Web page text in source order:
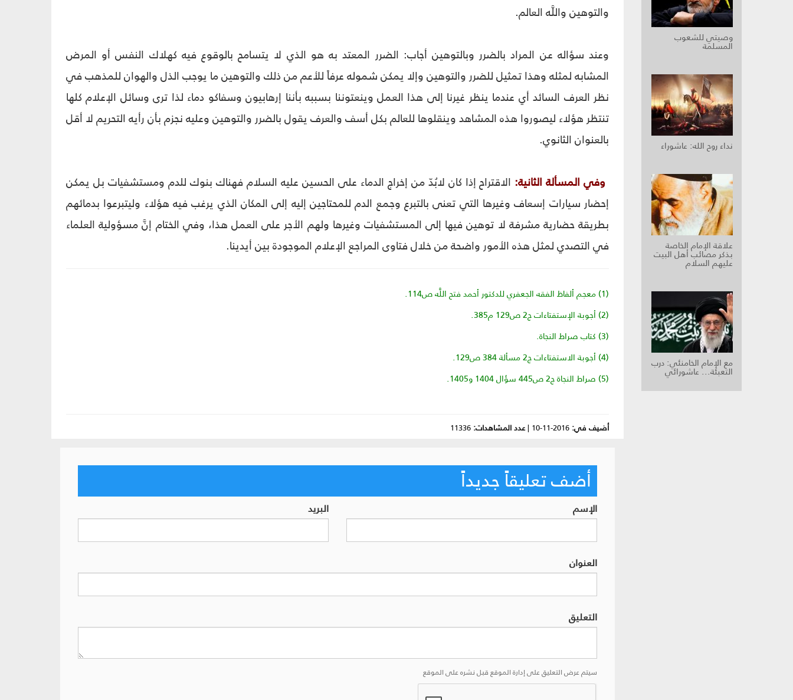
وصيتي للشعوب
المسلمة
نداء روح الله: عاشوراء
علاقة الإمام الخاصة
بذكر مصائب أهل البيت
عليهم السلام
مع الإمام الخامنئي: درب
التعبئة... عاشورائي
والتوهين واللَّه العالم.
وعند سؤاله عن المراد بالضرر وبالتوهين أجاب: الضرر المعتد به هو الذي لا يتسامح بالوقوع فيه كهلاك النفس أو المرض
المشابه لمثله وهذا تمثيل للضرر والتوهين وإلا يمكن شموله عرفاً للأعم من ذلك والتوهين ما يوجب الذل والهوان للمذهب في
نظر العرف السائد أي عندما ينظر غيرنا إلى هذا العمل وينعتوننا بسببه بأننا إرهابيون وسفاكو دماء لذا ترى وسائل الإعلام كلها
تنتظر هؤلاء ليصوروا هذه المشاهد وينقلوها للعالم بكل أسف والعرف يقول بالضرر والتوهين وعليه نجزم بأن رأيه التحريم لا أقل
بالعنوان الثانوي.
وفي المسألة الثانية: الاقتراح إذا كان لابُدّ من إخراج الدماء على الحسين عليه السلام فهناك بنوك للدم ومستشفيات بل يمكن
إحضار سيارات إسعاف وغيرها التي تعنى بالتبرع وجمع الدم للمحتاجين إليه إلى المكان الذي يرغب فيه هؤلاء وليتبرعوا بدمائهم
بطريقة حضارية مشرفة لا توهين فيها إلى المستشفيات وغيرها ولهم الأجر على العمل هذا، وفي الختام إنَّ مسؤولية العلماء
في التصدي لمثل هذه الأمور واضحة من خلال فتاوى المراجع الإعلام الموجودة بين أيدينا.
(1) معجم ألفاظ الفقه الجعفري للدكتور أحمد فتح اللَّه ص‏114.
(2) أجوبة الإستفتاءات ج‏2 ص‏129 م‏385.
(3) كتاب صراط النجاة.
(4) أجوبة الاستفتاءات ج‏2 مسألة 384 ص‏129.
(5) صراط النجاة ج‏2 ص‏445 سؤال 1404 و1405.
أضيف في: 2016-11-10
|عدد المشاهدات: 11336
أضف تعليقاً جديداً
الإسم البريد
العنوان
التعليق
سيتم عرض التعليق على إدارة الموقع قبل نشره على الموقع